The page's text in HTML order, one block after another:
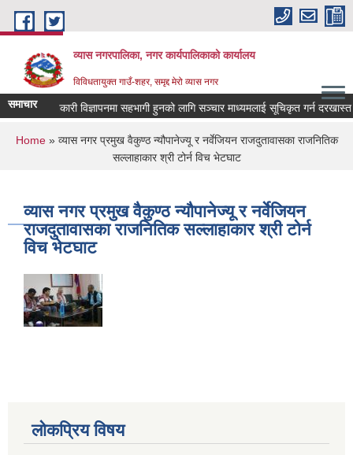
Skip to main content
व्यास नगरपालिका, नगर कार्यपालिकाको कार्यालय
विविधतायुक्त गाउँ-शहर, समृद्द मेरो व्यास नगर
समाचार
कल्याणकारी विज्ञापनमा सहभागी हुनको लागि सञ्चार माध्यमलाई सूचिकृत गर्न दरखास्त
You are here
Home» व्यास नगर प्रमुख वैकुण्ठ न्यौपानेज्यू र नर्वेजियन राजदुतावासका राजनितिक
सल्लाहाकार श्री टोर्न विच भेटघाट
व्यास नगर प्रमुख वैकुण्ठ न्यौपानेज्यू र नर्वेजियन
राजदुतावासका राजनितिक सल्लाहाकार श्री टोर्न
विच भेटघाट
लोकप्रिय विषय